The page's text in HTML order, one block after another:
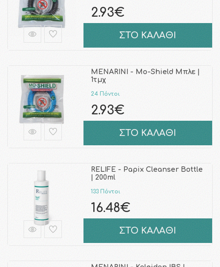
2.93€
ΣΤΟ ΚΑΛΑΘΙ
MENARINI - Mo-Shield Μπλε |
1τμχ
24 Πόντοι
2.93€
ΣΤΟ ΚΑΛΑΘΙ
RELIFE - Papix Cleanser Bottle
| 200ml
133 Πόντοι
16.48€
ΣΤΟ ΚΑΛΑΘΙ